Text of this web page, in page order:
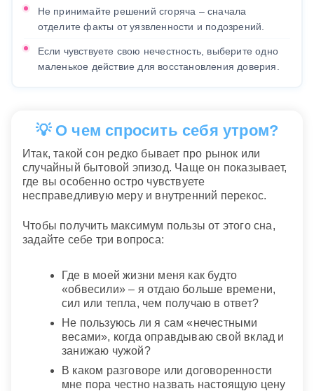
Не принимайте решений сгоряча – сначала
отделите факты от уязвленности и подозрений.
Если чувствуете свою нечестность, выберите одно
маленькое действие для восстановления доверия.
💡 О чем спросить себя утром?
Итак, такой сон редко бывает про рынок или
случайный бытовой эпизод. Чаще он показывает,
где вы особенно остро чувствуете
несправедливую меру и внутренний перекос.
Чтобы получить максимум пользы от этого сна,
задайте себе три вопроса:
Где в моей жизни меня как будто
«обвесили» – я отдаю больше времени,
сил или тепла, чем получаю в ответ?
Не пользуюсь ли я сам «нечестными
весами», когда оправдываю свой вклад и
занижаю чужой?
В каком разговоре или договоренности
мне пора честно назвать настоящую цену